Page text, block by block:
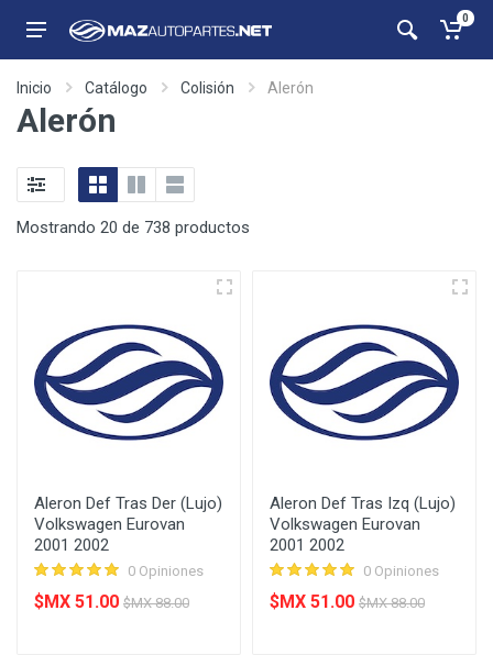
0
Inicio Catálogo Colisión Alerón
Alerón
Mostrando 20 de 738 productos
Aleron Def Tras Der (Lujo)
Volkswagen Eurovan
2001 2002
0 Opiniones
$MX 51.00 $MX 88.00
Aleron Def Tras Izq (Lujo)
Volkswagen Eurovan
2001 2002
0 Opiniones
$MX 51.00 $MX 88.00